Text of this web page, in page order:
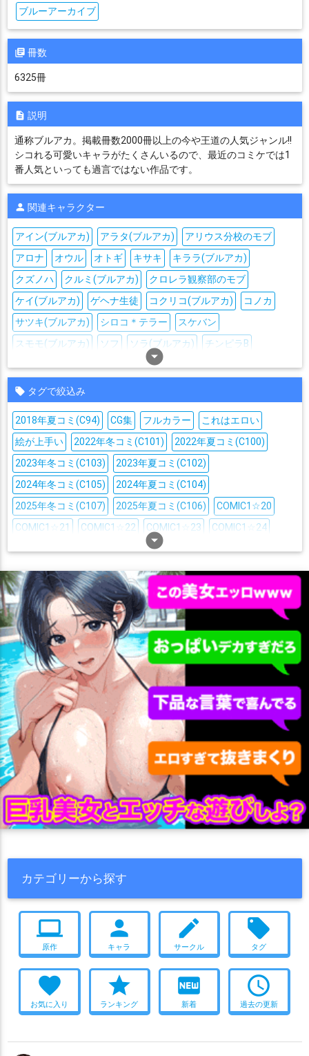
ブルーアーカイブ
冊数
6325冊
説明
通称ブルアカ。掲載冊数2000冊以上の今や王道の人気ジャンル!!
シコれる可愛いキャラがたくさんいるので、最近のコミケでは1
番人気といっても過言ではない作品です。
関連キャラクター
arrow_drop_down_circle
アイン(ブルアカ) アラタ(ブルアカ)
アリウス分校のモブ
アロナ
オウル オトギ キサキ
キララ(ブルアカ)
クズノハ
クルミ(ブルアカ)
クロレラ観察部のモブ
ケイ(ブルアカ)
ゲヘナ生徒 コクリコ(ブルアカ)
コノカ
サツキ(ブルアカ)
シロコ＊テラー
スケバン
スモモ(ブルアカ)
ソフ ソラ(ブルアカ)
チンピラB
ティーパーティーのモブ
トリニティ生徒
ニコ(ブルアカ)
ニヤニヤ教授
ヒロミ(ブルーアーカイブ)
フィットネス落語部のモブ
ヘルメット団
ヘルメット団幹部
ベアトリーチェ(ブルーアーカイブ)
マルクト
ミレニアム生徒A
ユスティナ信徒
ワイルドハント芸術学院のモブ
ヴァルキューレ生徒
ヴァルキューレ警察学校のモブ
一之瀬アスナ
不動アン
不知火カヤ 不破レンゲ 中務キリノ
丹花イブキ
久田イズナ
乙花スミレ 人力車の生徒
仲正イチカ
伊原木ヨシミ
伊草ハルカ 伊落マリー
元宮チアキ
内海アオバ 円堂シミコ
剣先ツルギ
勇美カエデ
勘解由小路ユカリ 十六夜ノノミ
千鳥ミチル
古関ウイ
各務チヒロ 合歓垣フブキ
和楽チセ
和泉元エイミ
土生アザミ
多面指し将棋部のモブ
夜桜キララ
大野ツクヨ 天地ニヤ 天童アリス
天見ノドカ
天雨アコ
奥空アヤネ 女先生 姫木メル
宇沢レイサ
守月スズミ
安守ミノリ 室笠アカネ 小塗マキ
小鈎ハレ
小鳥遊ホシノ
尾刃カンナ 岩櫃アユム
川流シノン
御稜ナグサ
愛清フウカ 戒野ミサキ
扇喜アオイ
早瀬ユウカ
明星ヒマリ 春原ココナ
春原シュン
春日ツバキ
月雪ミヤコ
朝顔ハナエ
朱城ルミ 杏山カズサ 板垣カノエ
柚鳥ナツ
栗村アイリ
栗浜アケミ 桐生キキョウ
桐藤ナギサ
桑上カホ
梔子ユメ 梯スバル
正義実現委員会のモブ
水羽ミモリ 氷室セナ
池倉マリナ
河和シズコ
河駒風ラブ 浅黄ムツキ 浦和ハナコ
海警
タグで絞込み
arrow_drop_down_circle
2018年夏コミ(C94) CG集 フルカラー
これはエロい
絵が上手い
2022年冬コミ(C101)
2022年夏コミ(C100)
2023年冬コミ(C103)
2023年夏コミ(C102)
2024年冬コミ(C105)
2024年夏コミ(C104)
2025年冬コミ(C107)
2025年夏コミ(C106)
COMIC1☆20
COMIC1☆21
COMIC1☆22 COMIC1☆23
COMIC1☆24
COMIC1☆25
COMIC1☆26 COMIC1☆27 COMIC1☆28
SM
Yシャツ
○○しないと出られない部屋 うさぎ耳
おしっこ
おねショタ
おもちゃ お風呂 ごっくん
つるぺた
ぬるぬる
ふたなり ぶっかけ わからせ
アヘ顔
イラマチオ
ウェイトレス ウェディングドレス
オナニー
オホ声
サンタ シスター スカトロ スク水
タイツ
ダブルピース
ダブルフェラ チアガール
チン媚び
ツインテール トロ顔 ナース
ニプルファック
ニーソ
ハーレム バック バニー バブみ
パイズリ
フェラ
ブルマ ボテ腹 ボールギャグ
マイクロ水着
マッサージ
メイド メガネ メスガキ
モンスター姦
ラブラブ
リョナ レズ 中出し 丸呑み
人妻・熟女
凌辱 処女 制服 即堕ち
口内射精
和服・着物
噴乳 堕落 壁尻 夜這い 女性化 妄想
妊娠
拘束 授乳手コキ
男性化
痴漢 白衣 監禁 目隠し 睡姦 筆おろし
素股
腋コキ 裸エプロン 触手
貧乳
足コキ
輪姦 非エロ 顔射 風俗 髪コキ
鬼畜
おまけ付き
画集 フルカラー
むちむち
トロ顔
汗だく 男受け ぶっかけ 素股
かわいい
ダブルピース
中出し フェラ パイズリ バック
口内射精
カテゴリーから探す
computer
原作
person
キャラ
create
サークル
local_offer
タグ
favorite
お気に入り
star
ランキング
fiber_new
新着
access_time
過去の更新